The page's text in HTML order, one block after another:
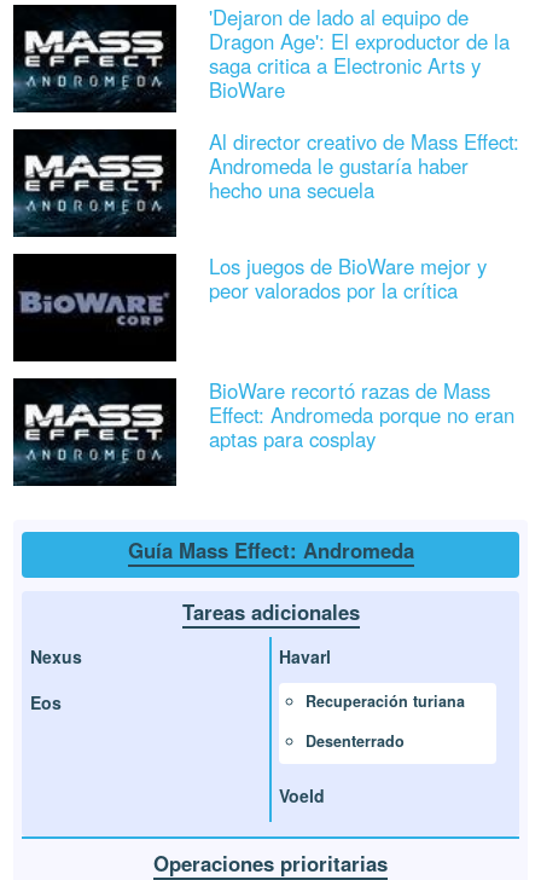
'Dejaron de lado al equipo de
Dragon Age': El exproductor de la
saga critica a Electronic Arts y
BioWare
Al director creativo de Mass Effect:
Andromeda le gustaría haber
hecho una secuela
Los juegos de BioWare mejor y
peor valorados por la crítica
BioWare recortó razas de Mass
Effect: Andromeda porque no eran
aptas para cosplay
Guía Mass Effect: Andromeda
Tareas adicionales
Nexus
Eos
Havarl
Recuperación turiana
Desenterrado
Voeld
Operaciones prioritarias